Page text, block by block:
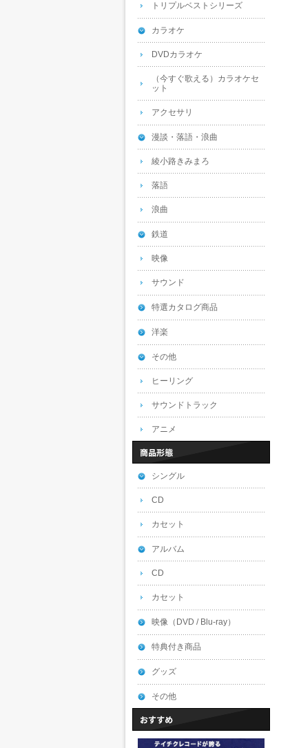
トリプルベストシリーズ
カラオケ
DVDカラオケ
（今すぐ歌える）カラオケセ
ット
アクセサリ
漫談・落語・浪曲
綾小路きみまろ
落語
浪曲
鉄道
映像
サウンド
特選カタログ商品
洋楽
その他
ヒーリング
サウンドトラック
アニメ
シングル
CD
カセット
アルバム
CD
カセット
映像（DVD / Blu-ray）
特典付き商品
グッズ
その他